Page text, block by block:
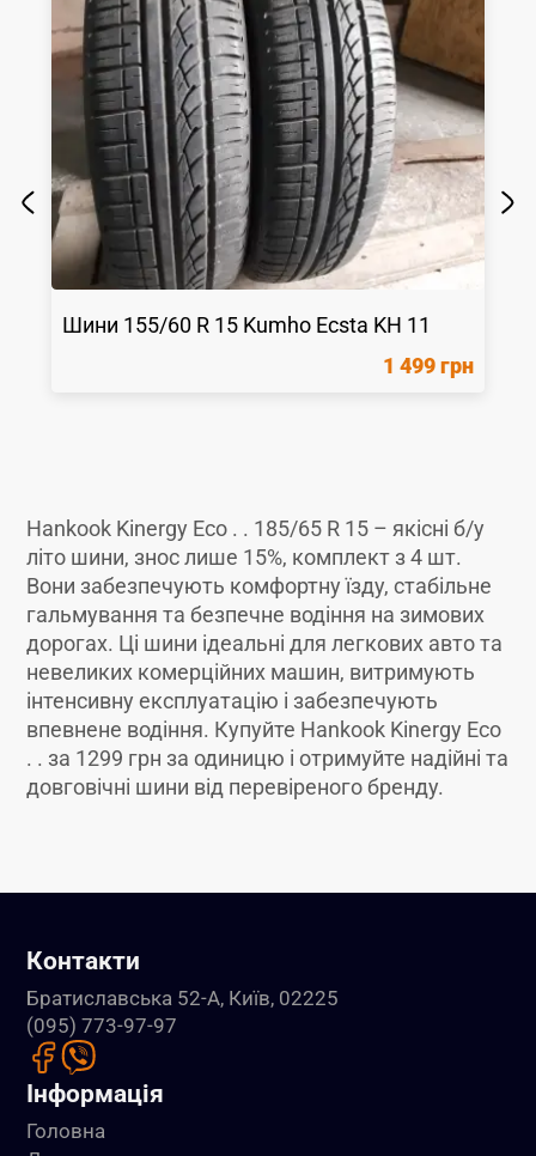
Шини 155/60 R 15 Kumho Ecsta KH 11
1 499 грн
Hankook Kinergy Eco . . 185/65 R 15 – якісні б/у
літо шини, знос лише 15%, комплект з 4 шт.
Вони забезпечують комфортну їзду, стабільне
гальмування та безпечне водіння на зимових
дорогах. Ці шини ідеальні для легкових авто та
невеликих комерційних машин, витримують
інтенсивну експлуатацію і забезпечують
впевнене водіння. Купуйте Hankook Kinergy Eco
. . за 1299 грн за одиницю і отримуйте надійні та
довговічні шини від перевіреного бренду.
Контакти
Братиславська 52-А, Київ, 02225
(095) 773-97-97
Інформація
Головна